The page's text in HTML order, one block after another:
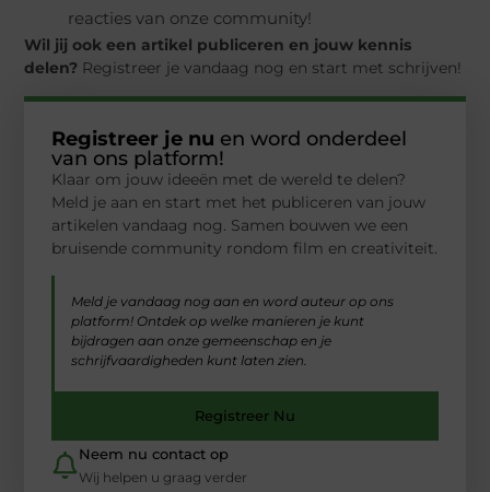
reacties van onze community!
Wil jij ook een artikel publiceren en jouw kennis
delen? Registreer je vandaag nog en start met schrijven!
Registreer je nu en word onderdeel
van ons platform!
Klaar om jouw ideeën met de wereld te delen?
Meld je aan en start met het publiceren van jouw
artikelen vandaag nog. Samen bouwen we een
bruisende community rondom film en creativiteit.
Meld je vandaag nog aan en word auteur op ons
platform! Ontdek op welke manieren je kunt
bijdragen aan onze gemeenschap en je
schrijfvaardigheden kunt laten zien.
Registreer Nu
Neem nu contact op
Wij helpen u graag verder